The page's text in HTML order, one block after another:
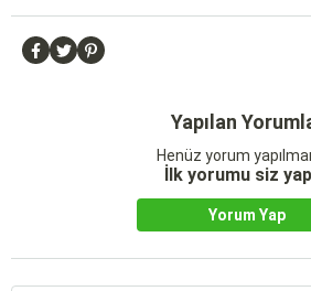
Yapılan
Henüz yorum
İlk yorumu siz
Yorum Yap